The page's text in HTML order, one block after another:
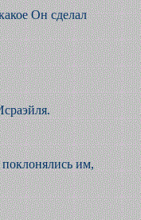
Он сделал
им,